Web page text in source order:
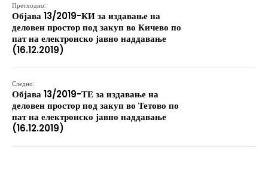
Претходно:
Објава 13/2019-КИ за издавање на
деловен простор под закуп во Кичево по
пат на електронско јавно наддавање
(16.12.2019)
Следно:
Објава 13/2019-ТЕ за издавање на
деловен простор под закуп во Тетово по
пат на електронско јавно наддавање
(16.12.2019)